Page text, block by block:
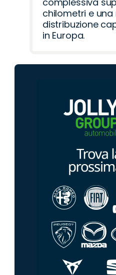
chilometri e una
distribuzione
in Europa.